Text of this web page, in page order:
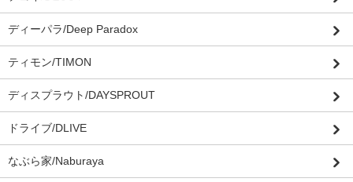
ディーパラ/Deep Paradox
ティモン/TIMON
ディスプラウト/DAYSPROUT
ドライブ/DLIVE
なぶら家/Naburaya